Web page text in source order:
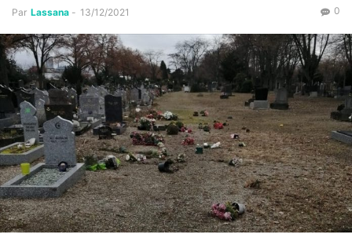
Par Lassana - 13/12/2021 0